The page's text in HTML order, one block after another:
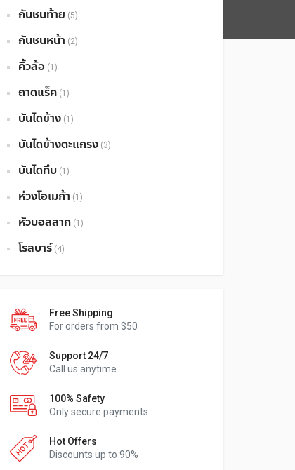
กันชนท้าย (5)
กันชนหน้า (2)
คิ้วล้อ (1)
ถาดแร็ค (1)
บันไดข้าง (1)
บันไดข้างตะแกรง (3)
บันไดทึบ (1)
ห่วงโอเมก้า (1)
หัวบอลลาก (1)
โรลบาร์ (4)
Free Shipping
For orders from $50
Support 24/7
Call us anytime
100% Safety
Only secure payments
Hot Offers
Discounts up to 90%